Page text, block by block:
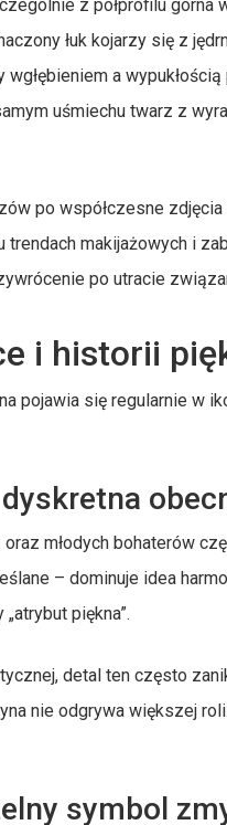
z półprofilu górna
łuk kojarzy się z
a
uśmiechu twarz z
po współczesne
trendach makijażowych i
po utracie
i historii
pojawia się regularnie w
młodych bohaterów
– dominuje idea
piękna”.
detal ten często
nie odgrywa większej
symbol